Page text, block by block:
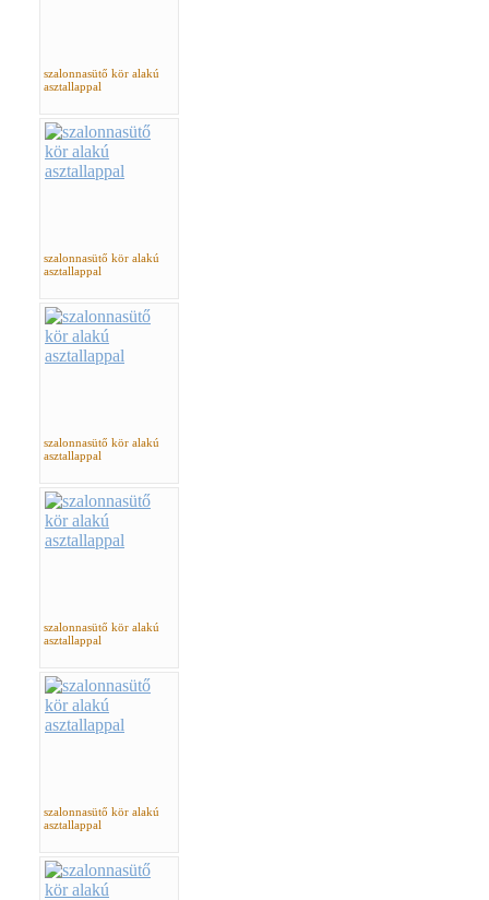
szalonnasütő kör alakú
asztallappal
szalonnasütő kör alakú
asztallappal
szalonnasütő kör alakú
asztallappal
szalonnasütő kör alakú
asztallappal
szalonnasütő kör alakú
asztallappal